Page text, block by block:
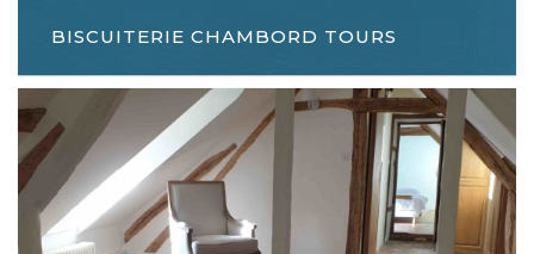
BISCUITERIE CHAMBORD TOURS